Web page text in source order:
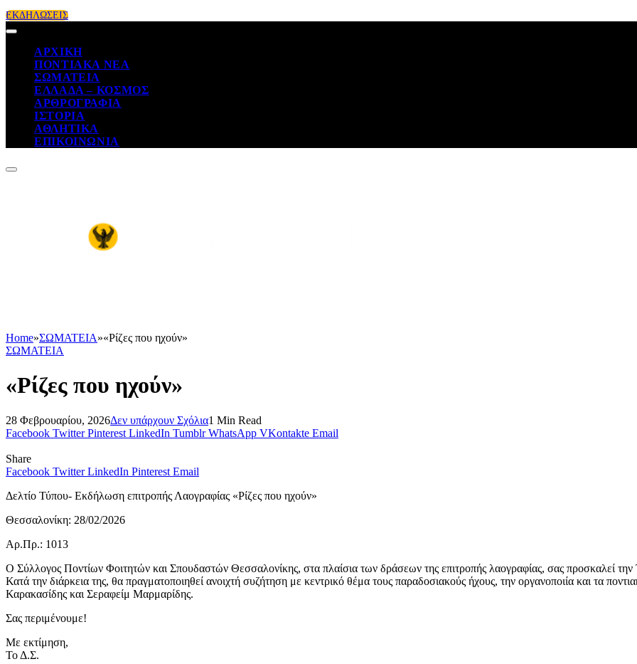
ΕΚΔΗΛΩΣΕΙΣ
ΑΡΧΙΚΗ
ΠΟΝΤΙΑΚΑ ΝΕΑ
ΣΩΜΑΤΕΙΑ
ΕΛΛΑΔΑ – ΚΟΣΜΟΣ
ΑΡΘΡΟΓΡΑΦΙΑ
ΙΣΤΟΡΙΑ
ΑΘΛΗΤΙΚΑ
ΕΠΙΚΟΙΝΩΝΙΑ
Home»ΣΩΜΑΤΕΙΑ»«Ρίζες που ηχούν»
ΣΩΜΑΤΕΙΑ
«Ρίζες που ηχούν»
28 Φεβρουαρίου, 2026Δεν υπάρχουν Σχόλια1 Min Read
Facebook Twitter Pinterest LinkedIn Tumblr WhatsApp VKontakte Email
Share
Facebook Twitter LinkedIn Pinterest Email
Δελτίο Τύπου- Εκδήλωση επιτροπής Λαογραφίας «Ρίζες που ηχούν»
Θεσσαλονίκη: 28/02/2026
Αρ.Πρ.: 1013
Ο Σύλλογος Ποντίων Φοιτητών και Σπουδαστών Θεσσαλονίκης, στα πλαίσια των δράσεων της επιτροπής λαογραφίας, σας προσκαλεί
Κατά την διάρκεια της, θα πραγματοποιηθεί ανοιχτή συζήτηση με κεντρικό θέμα τους παραδοσιακούς ήχους, την οργανοποιία και τα
Καρακασίδης και Σεραφείμ Μαρμαρίδης.
Σας περιμένουμε!
Με εκτίμηση,
Το Δ.Σ.